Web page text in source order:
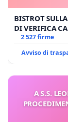
BISTROT
DI VERIFICA
GAMBETTI
2 527 firme
Avviso di
A S.S.